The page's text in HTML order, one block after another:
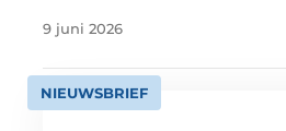
9 juni 2026
NIEUWSBRIEF